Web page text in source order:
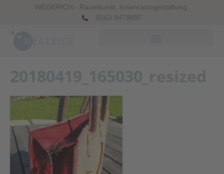
WEGERICH - Raumkunst. Innenraumgestaltung.
0163 8479897